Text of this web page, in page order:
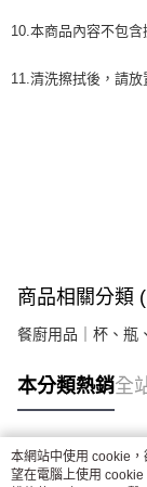
10.本商品內容不包含
11.清洗擦拭後，請放
商品相關分類
餐廚用品｜杯、瓶
本分類熱銷全
熱門標籤
本網站中使用 cookie
望在電腦上使用